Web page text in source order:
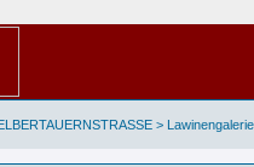
> Lawinengalerie